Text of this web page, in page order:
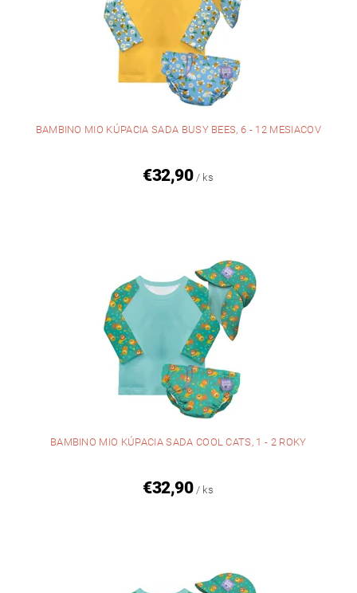
BAMBINO MIO KÚPACIA SADA BUSY BEES, 6 - 12 MESIACOV
€32,90 / ks
BAMBINO MIO KÚPACIA SADA COOL CATS, 1 - 2 ROKY
€32,90 / ks